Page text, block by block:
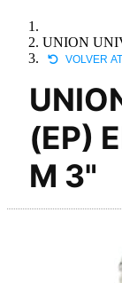
UNION
VOLVER
(EP)
M 3"